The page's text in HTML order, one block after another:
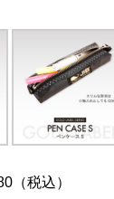
（税込）